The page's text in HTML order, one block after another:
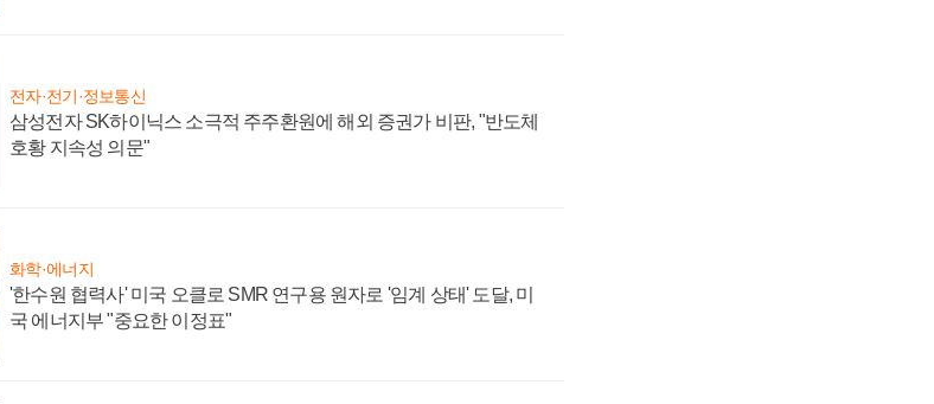
전자·전기·정보통신
삼성전자 SK하이닉스 소극적 주주환원에 해외 증권가 비판, "반도체
호황 지속성 의문"
화학·에너지
'한수원 협력사' 미국 오클로 SMR 연구용 원자로 '임계 상태' 도달, 미
국 에너지부 "중요한 이정표"